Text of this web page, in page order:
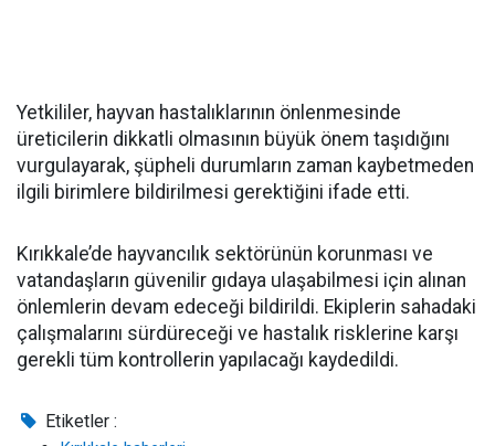
Yetkililer, hayvan hastalıklarının önlenmesinde
üreticilerin dikkatli olmasının büyük önem taşıdığını
vurgulayarak, şüpheli durumların zaman kaybetmeden
ilgili birimlere bildirilmesi gerektiğini ifade etti.
Kırıkkale’de hayvancılık sektörünün korunması ve
vatandaşların güvenilir gıdaya ulaşabilmesi için alınan
önlemlerin devam edeceği bildirildi. Ekiplerin sahadaki
çalışmalarını sürdüreceği ve hastalık risklerine karşı
gerekli tüm kontrollerin yapılacağı kaydedildi.
Etiketler :